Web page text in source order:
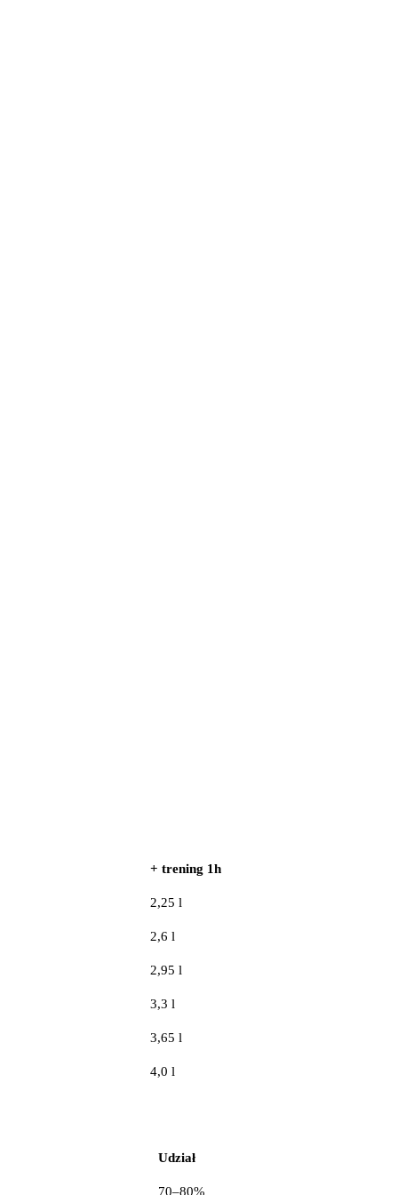
+ trening 1h
2,25 l
2,6 l
2,95 l
3,3 l
3,65 l
4,0 l
Udział
70–80%